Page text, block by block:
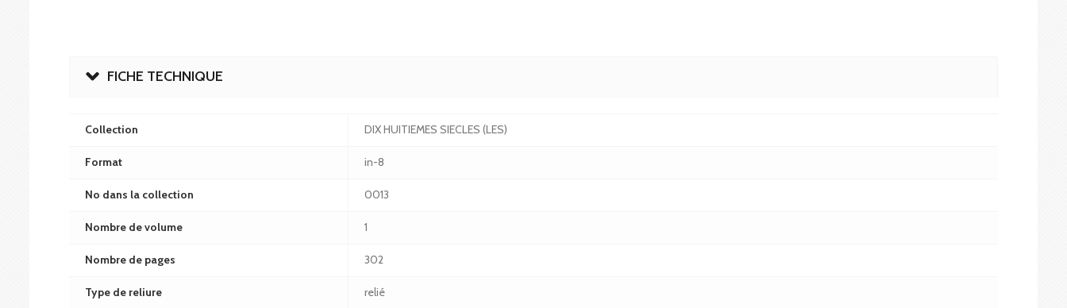
FICHE TECHNIQUE
Collection DIX HUITIEMES SIECLES (LES)
Format in-8
No dans la collection 0013
Nombre de volume 1
Nombre de pages 302
Type de reliure relié